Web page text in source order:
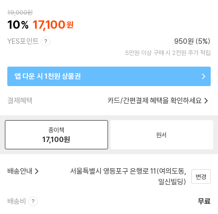
19,000원
10 17,100
YES포인트 950원 (5%)
5만원 이상 구매 시 2천원 추가 적립
앱 다운 시 1천원 상품권
결제혜택 카드/간편결제 혜택을 확인하세요
종이책
17,100원 원서
배송안내
서울특별시 영등포구 은행로 11(여의도동,
일신빌딩)
변경
배송비 무료